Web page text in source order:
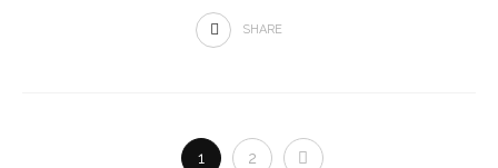
SHARE
1 2